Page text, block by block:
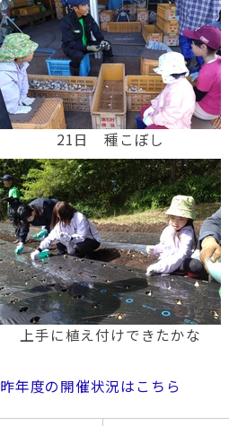
21日 種こぼし
上手に植え付けできたかな
昨年度の開催状況はこちら